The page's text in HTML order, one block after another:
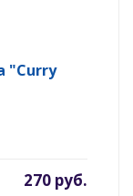
"Curry
270 руб.